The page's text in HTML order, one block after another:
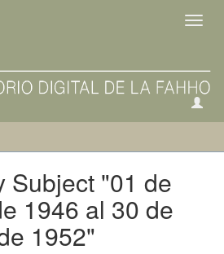
Subject "01 de
1946 al 30 de
1952"